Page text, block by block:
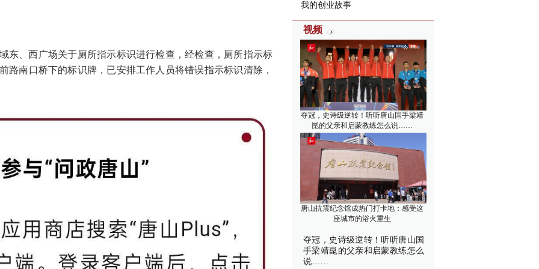
东、西广场关于厕所指示标识进行检查，经检查，厕所指示标
路南口桥下的标识牌，已安排工作人员将错误指示标识清除，
我的创业故事
视频
夺冠，史诗级逆转！听听唐山国手梁靖
崑的父亲和启蒙教练怎么说……
唐山抗震纪念馆成热门打卡地：感受这
座城市的浴火重生
夺冠，史诗级逆转！听听唐山国
手梁靖崑的父亲和启蒙教练怎么
说……